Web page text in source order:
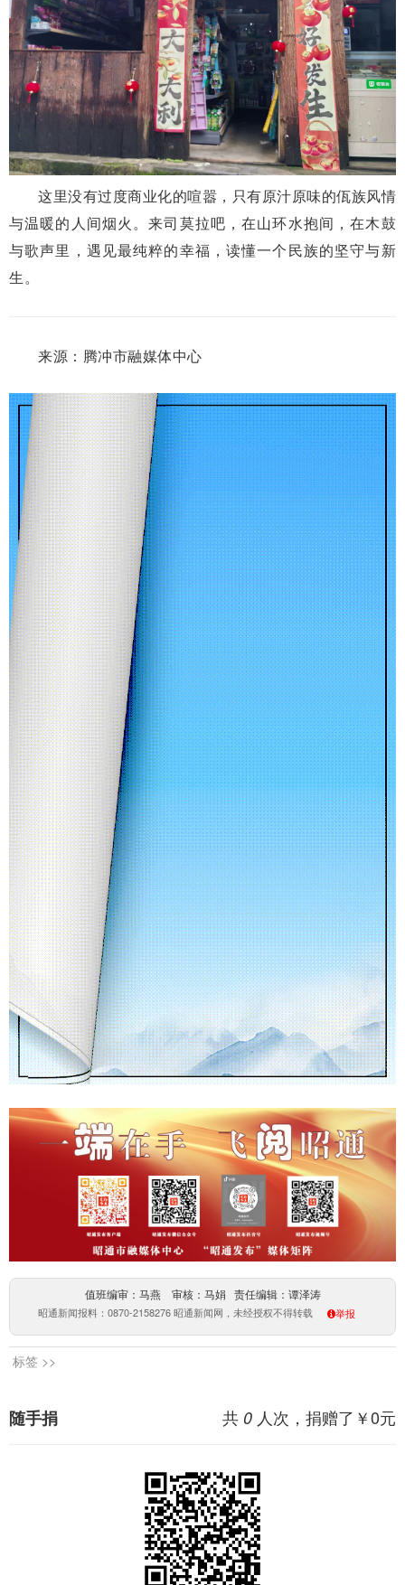
这里没有过度商业化的喧嚣，只有原汁原味的佤族风情
与温暖的人间烟火。来司莫拉吧，在山环水抱间，在木鼓
与歌声里，遇见最纯粹的幸福，读懂一个民族的坚守与新
生。
来源：腾冲市融媒体中心
值班编审：马燕 审核：马娟 责任编辑：谭泽涛
昭通新闻报料：0870-2158276 昭通新闻网，未经授权不得转载 举报
标签 >>
共 0 人次，捐赠了￥0元
随手捐